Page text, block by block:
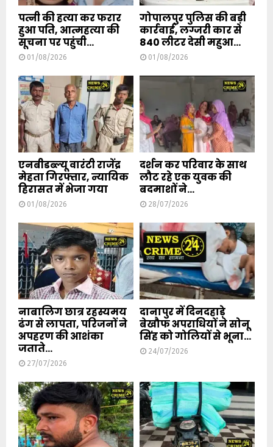
पत्नी की हत्या कर फरार
हुआ पति, आत्महत्या की
सूचना पर पहुंची...
01/08/2026
गोपालपुर पुलिस की बड़ी
कार्रवाई, लग्जरी कार से
840 लीटर देसी महुआ...
01/08/2026
एनबीडब्ल्यू वारंटी राजेंद्र
मेहता गिरफ्तार, न्यायिक
हिरासत में भेजा गया
01/08/2026
दर्शन कर परिवार के साथ
लौट रहे एक युवक की
बदमाशों ने...
28/07/2026
नाबालिग छात्र रहस्यमय
ढंग से लापता, परिजनों ने
अपहरण की आशंका
जताते...
27/07/2026
दानापुर में दिनदहाड़े
बेखौफ अपराधियों ने सोनू
सिंह को गोलियों से भूना...
24/07/2026